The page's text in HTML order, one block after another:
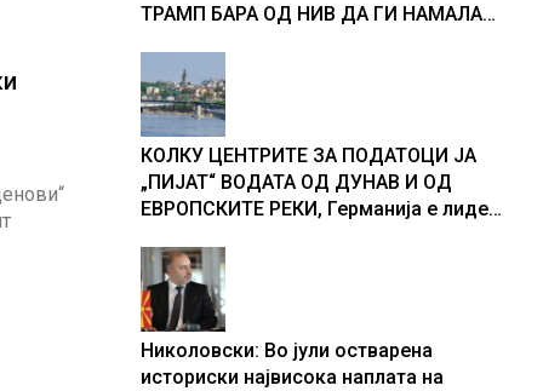
ТРАМП БАРА ОД НИВ ДА ГИ НАМАЛАТ
КОЛКУ ЦЕНТРИТЕ ЗА ПОДАТОЦИ ЈА
„ПИЈАТ“ ВОДАТА ОД ДУНАВ И ОД
ЕВРОПСКИТЕ РЕКИ, Германија е лидер
центри за податоци
Николовски: Во јули остварена
историски највисока наплата на